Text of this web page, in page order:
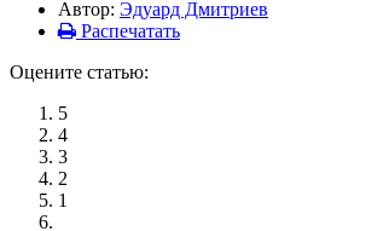
Автор: Эдуард Дмитриев
Распечатать
Оцените статью:
5
4
3
2
1